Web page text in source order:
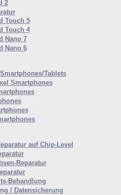
2
Touch 5
Touch 4
Nano 7
Nano 6
Tablets
Smartphones
auf Chip-Level
Reparatur
Behandlung
/ Datensicherung